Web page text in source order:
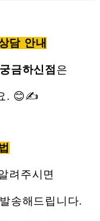
담 안내
금하신점 은
. 😊✍
려주시면
송해드립니다.